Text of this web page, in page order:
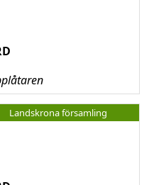
Landskrona församling